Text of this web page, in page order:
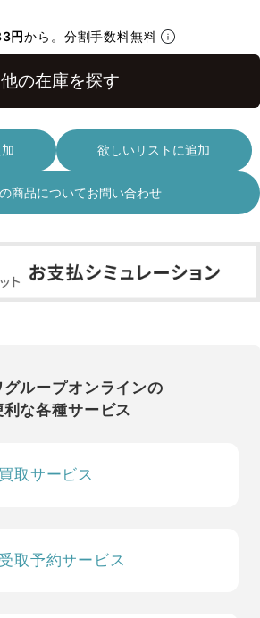
円から。分割手数料無料
欲しいリストに追加
商品についてお問い合わせ
グループオンラインの
利な各種サービス
取サービス
取予約サービス